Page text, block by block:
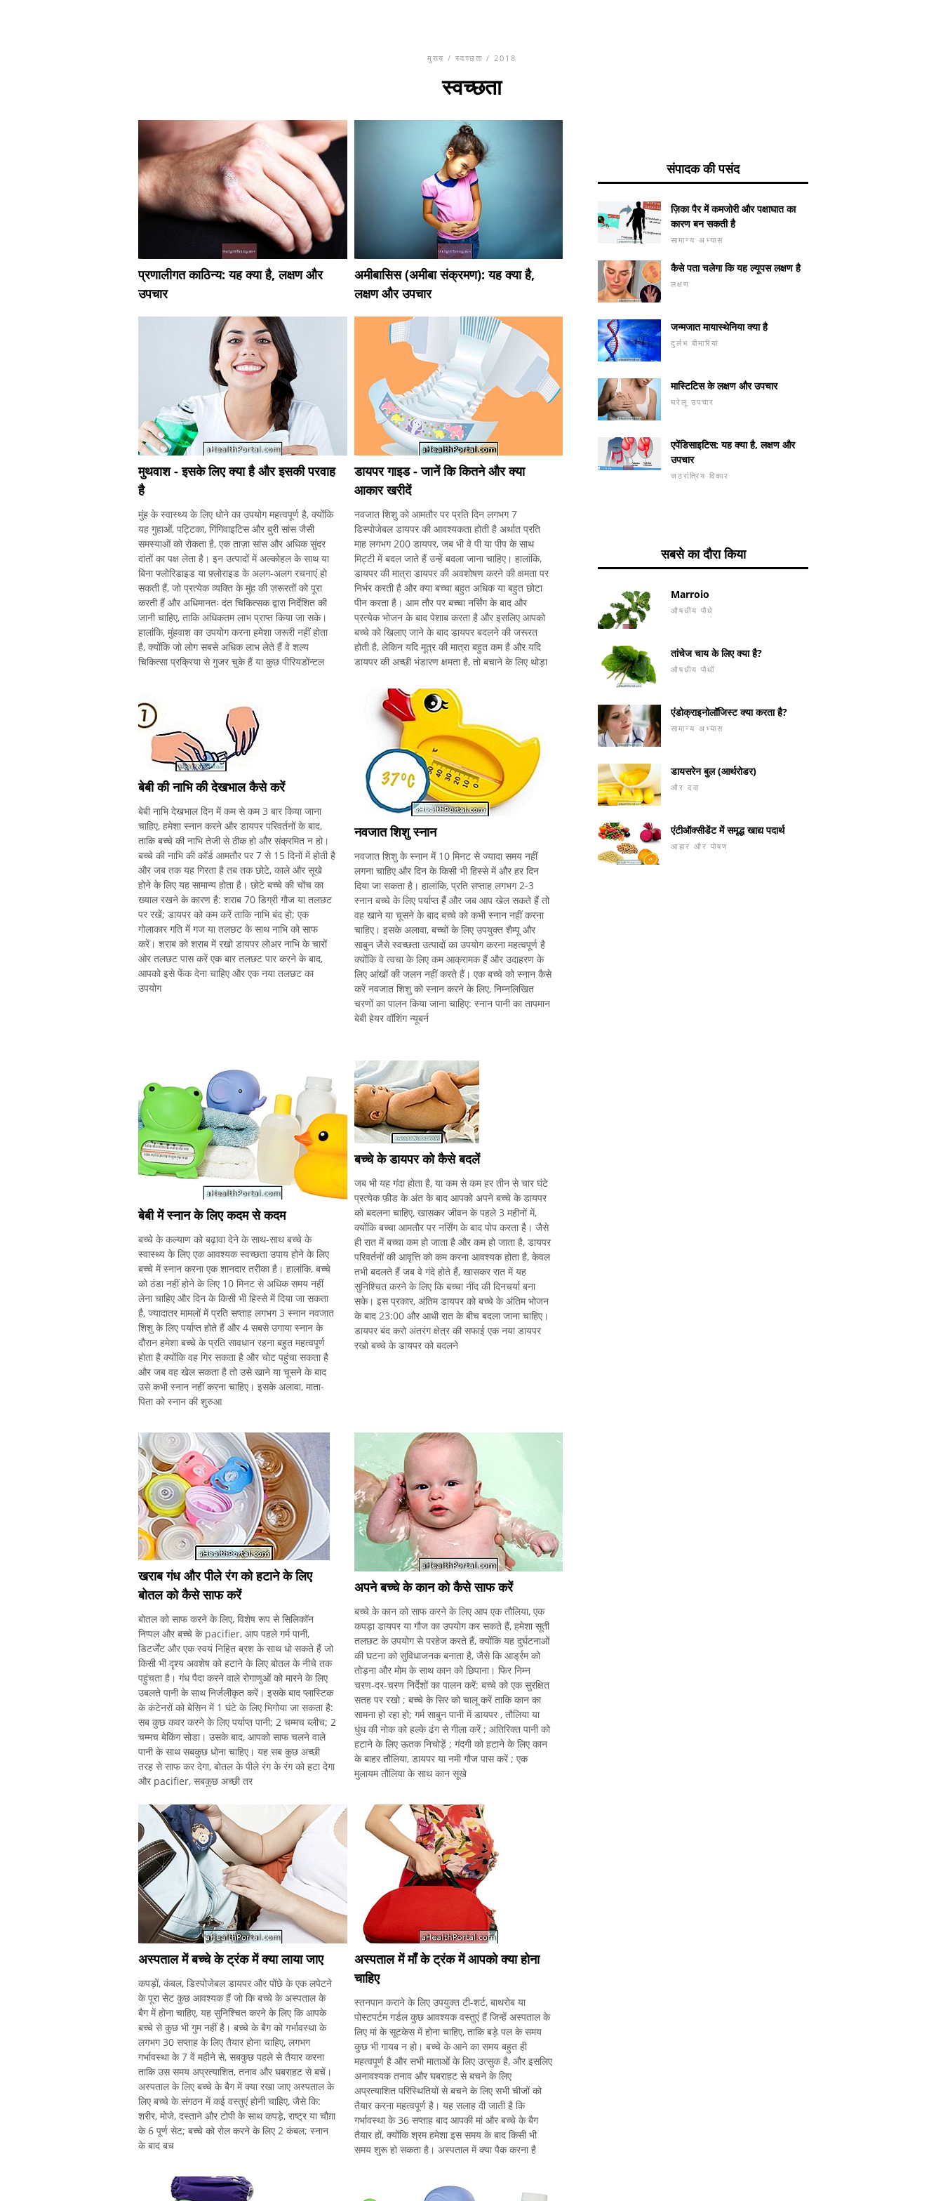
मुख्य / स्वच्छता / 2018
स्वच्छता
प्रणालीगत काठिन्य: यह क्या है, लक्षण और
उपचार
अमीबासिस (अमीबा संक्रमण): यह क्या है,
लक्षण और उपचार
मुथवाश - इसके लिए क्या है और इसकी परवाह
है
मुंह के स्वास्थ्य के लिए धोने का उपयोग महत्वपूर्ण है, क्योंकि
यह गुहाओं, पट्टिका, गिंगिवाइटिस और बुरी सांस जैसी
समस्याओं को रोकता है, एक ताज़ा सांस और अधिक सुंदर
दांतों का पक्ष लेता है। इन उत्पादों में अल्कोहल के साथ या
बिना फ्लोरिडाइड या फ़्लोराइड के अलग-अलग रचनाएं हो
सकती हैं, जो प्रत्येक व्यक्ति के मुंह की ज़रूरतों को पूरा
करती हैं और अधिमानतः दंत चिकित्सक द्वारा निर्देशित की
जानी चाहिए, ताकि अधिकतम लाभ प्राप्त किया जा सके।
हालांकि, मुंहवाश का उपयोग करना हमेशा जरूरी नहीं होता
है, क्योंकि जो लोग सबसे अधिक लाभ लेते हैं वे शल्य
चिकित्सा प्रक्रिया से गुजर चुके हैं या कुछ पीरियडोंन्टल
डायपर गाइड - जानें कि कितने और क्या
आकार खरीदें
नवजात शिशु को आमतौर पर प्रति दिन लगभग 7
डिस्पोजेबल डायपर की आवश्यकता होती है अर्थात प्रति
माह लगभग 200 डायपर, जब भी वे पी या पीप के साथ
मिट्टी में बदल जाते हैं उन्हें बदला जाना चाहिए। हालांकि,
डायपर की मात्रा डायपर की अवशोषण करने की क्षमता पर
निर्भर करती है और क्या बच्चा बहुत अधिक या बहुत छोटा
पीन करता है। आम तौर पर बच्चा नर्सिंग के बाद और
प्रत्येक भोजन के बाद पेशाब करता है और इसलिए आपको
बच्चे को खिलाए जाने के बाद डायपर बदलने की जरूरत
होती है, लेकिन यदि मूत्र की मात्रा बहुत कम है और यदि
डायपर की अच्छी भंडारण क्षमता है, तो बचाने के लिए थोड़ा
बेबी की नाभि की देखभाल कैसे करें
बेबी नाभि देखभाल दिन में कम से कम 3 बार किया जाना
चाहिए, हमेशा स्नान करने और डायपर परिवर्तनों के बाद,
ताकि बच्चे की नाभि तेजी से ठीक हो और संक्रमित न हो।
बच्चे की नाभि की कॉर्ड आमतौर पर 7 से 15 दिनों में होती है
और जब तक यह गिरता है तब तक छोटे, काले और सूखे
होने के लिए यह सामान्य होता है। छोटे बच्चे की चोंच का
ख्याल रखने के कारण है: शराब 70 डिग्री गौज या तलछट
पर रखें; डायपर को कम करें ताकि नाभि बंद हो; एक
गोलाकार गति में गज या तलछट के साथ नाभि को साफ
करें। शराब को शराब में रखो डायपर लोअर नाभि के चारों
ओर तलछट पास करें एक बार तलछट पार करने के बाद,
आपको इसे फेंक देना चाहिए और एक नया तलछट का
उपयोग
नवजात शिशु स्नान
नवजात शिशु के स्नान में 10 मिनट से ज्यादा समय नहीं
लगना चाहिए और दिन के किसी भी हिस्से में और हर दिन
दिया जा सकता है। हालांकि, प्रति सप्ताह लगभग 2-3
स्नान बच्चे के लिए पर्याप्त हैं और जब आप खेल सकते हैं तो
वह खाने या चूसने के बाद बच्चे को कभी स्नान नहीं करना
चाहिए। इसके अलावा, बच्चों के लिए उपयुक्त शैम्पू और
साबुन जैसे स्वच्छता उत्पादों का उपयोग करना महत्वपूर्ण है
क्योंकि वे त्वचा के लिए कम आक्रामक हैं और उदाहरण के
लिए आंखों की जलन नहीं करते हैं। एक बच्चे को स्नान कैसे
करें नवजात शिशु को स्नान करने के लिए, निम्नलिखित
चरणों का पालन किया जाना चाहिए: स्नान पानी का तापमान
बेबी हेयर वॉशिंग न्यूबर्न
बेबी में स्नान के लिए कदम से कदम
बच्चे के कल्याण को बढ़ावा देने के साथ-साथ बच्चे के
स्वास्थ्य के लिए एक आवश्यक स्वच्छता उपाय होने के लिए
बच्चे में स्नान करना एक शानदार तरीका है। हालांकि, बच्चे
को ठंडा नहीं होने के लिए 10 मिनट से अधिक समय नहीं
लेना चाहिए और दिन के किसी भी हिस्से में दिया जा सकता
है, ज्यादातर मामलों में प्रति सप्ताह लगभग 3 स्नान नवजात
शिशु के लिए पर्याप्त होते हैं और 4 सबसे उगाया स्नान के
दौरान हमेशा बच्चे के प्रति सावधान रहना बहुत महत्वपूर्ण
होता है क्योंकि वह गिर सकता है और चोट पहुंचा सकता है
और जब वह खेल सकता है तो उसे खाने या चूसने के बाद
उसे कभी स्नान नहीं करना चाहिए। इसके अलावा, माता-
पिता को स्नान की शुरुआ
बच्चे के डायपर को कैसे बदलें
जब भी यह गंदा होता है, या कम से कम हर तीन से चार घंटे
प्रत्येक फ़ीड के अंत के बाद आपको अपने बच्चे के डायपर
को बदलना चाहिए, खासकर जीवन के पहले 3 महीनों में,
क्योंकि बच्चा आमतौर पर नर्सिंग के बाद पोप करता है। जैसे
ही रात में बच्चा कम हो जाता है और कम हो जाता है, डायपर
परिवर्तनों की आवृत्ति को कम करना आवश्यक होता है, केवल
तभी बदलते हैं जब वे गंदे होते हैं, खासकर रात में यह
सुनिश्चित करने के लिए कि बच्चा नींद की दिनचर्या बना
सके। इस प्रकार, अंतिम डायपर को बच्चे के अंतिम भोजन
के बाद 23:00 और आधी रात के बीच बदला जाना चाहिए।
डायपर बंद करो अंतरंग क्षेत्र की सफाई एक नया डायपर
रखो बच्चे के डायपर को बदलने
खराब गंध और पीले रंग को हटाने के लिए
बोतल को कैसे साफ करें
बोतल को साफ करने के लिए, विशेष रूप से सिलिकॉन
निप्पल और बच्चे के pacifier, आप पहले गर्म पानी,
डिटर्जेंट और एक स्वयं निहित ब्रश के साथ धो सकते हैं जो
किसी भी दृश्य अवशेष को हटाने के लिए बोतल के नीचे तक
पहुंचता है। गंध पैदा करने वाले रोगाणुओं को मारने के लिए
उबलते पानी के साथ निर्जलीकृत करें। इसके बाद प्लास्टिक
के कंटेनरों को बेसिन में 1 घंटे के लिए भिगोया जा सकता है:
सब कुछ कवर करने के लिए पर्याप्त पानी; 2 चम्मच ब्लीच; 2
चम्मच बेकिंग सोडा। उसके बाद, आपको साफ चलने वाले
पानी के साथ सबकुछ धोना चाहिए। यह सब कुछ अच्छी
तरह से साफ कर देगा, बोतल के पीले रंग के रंग को हटा देगा
और pacifier, सबकुछ अच्छी तर
अपने बच्चे के कान को कैसे साफ करें
बच्चे के कान को साफ करने के लिए आप एक तौलिया, एक
कपड़ा डायपर या गौज का उपयोग कर सकते हैं, हमेशा सूती
तलछट के उपयोग से परहेज करते हैं, क्योंकि यह दुर्घटनाओं
की घटना को सुविधाजनक बनाता है, जैसे कि आर्ड्रम को
तोड़ना और मोम के साथ कान को छिपाना। फिर निम्न
चरण-दर-चरण निर्देशों का पालन करें: बच्चे को एक सुरक्षित
सतह पर रखो ; बच्चे के सिर को चालू करें ताकि कान का
सामना हो रहा हो; गर्म साबुन पानी में डायपर , तौलिया या
धुंध की नोक को हल्के ढंग से गीला करें ; अतिरिक्त पानी को
हटाने के लिए ऊतक निचोड़ें ; गंदगी को हटाने के लिए कान
के बाहर तौलिया, डायपर या नमी गौज पास करें ; एक
मुलायम तौलिया के साथ कान सूखे
अस्पताल में बच्चे के ट्रंक में क्या लाया जाए
कपड़ों, कंबल, डिस्पोजेबल डायपर और पोंछे के एक लपेटने
के पूरा सेट कुछ आवश्यक हैं जो कि बच्चे के अस्पताल के
बैग में होना चाहिए, यह सुनिश्चित करने के लिए कि आपके
बच्चे से कुछ भी गुम नहीं है। बच्चे के बैग को गर्भावस्था के
लगभग 30 सप्ताह के लिए तैयार होना चाहिए, लगभग
गर्भावस्था के 7 वें महीने से, सबकुछ पहले से तैयार करना
ताकि उस समय अप्रत्याशित, तनाव और घबराहट से बचें।
अस्पताल के लिए बच्चे के बैग में क्या रखा जाए अस्पताल के
लिए बच्चे के संगठन में कई वस्तुएं होनी चाहिए, जैसे कि:
शरीर, मोजे, दस्ताने और टोपी के साथ कपड़े, राष्ट्र या चौग़ा
के 6 पूर्ण सेट; बच्चे को रोल करने के लिए 2 कंबल; स्नान
के बाद बच
अस्पताल में माँ के ट्रंक में आपको क्या होना
चाहिए
स्तनपान कराने के लिए उपयुक्त टी-शर्ट, बाथरोब या
पोस्टपर्टम गर्डल कुछ आवश्यक वस्तुएं हैं जिन्हें अस्पताल के
लिए मां के सूटकेस में होना चाहिए, ताकि बड़े पल के समय
कुछ भी गायब न हो। बच्चे के आने का समय बहुत ही
महत्वपूर्ण है और सभी माताओं के लिए उत्सुक है, और इसलिए
अनावश्यक तनाव और घबराहट से बचने के लिए
अप्रत्याशित परिस्थितियों से बचने के लिए सभी चीजों को
तैयार करना महत्वपूर्ण है। यह सलाह दी जाती है कि
गर्भावस्था के 36 सप्ताह बाद आपकी मां और बच्चे के बैग
तैयार हों, क्योंकि श्रम हमेशा इस समय के बाद किसी भी
समय शुरू हो सकता है। अस्पताल में क्या पैक करना है
संपादक की पसंद
ज़िका पैर में कमजोरी और पक्षाघात का
कारण बन सकती है
सामान्य अभ्यास
कैसे पता चलेगा कि यह ल्यूपस लक्षण है
लक्षण
जन्मजात मायास्थेनिया क्या है
दुर्लभ बीमारियां
मास्टिटिस के लक्षण और उपचार
घरेलू उपचार
एपेंडिसाइटिस: यह क्या है, लक्षण और
उपचार
जठरांत्रिय विकार
सबसे का दौरा किया
Marroio
औषधीय पौधे
तांचेज चाय के लिए क्या है?
औषधीय पौधों
एंडोक्राइनोलॉजिस्ट क्या करता है?
सामान्य अभ्यास
डायसरेन बुल (आर्थरोडर)
और दवा
एंटीऑक्सीडेंट में समृद्ध खाद्य पदार्थ
आहार और पोषण